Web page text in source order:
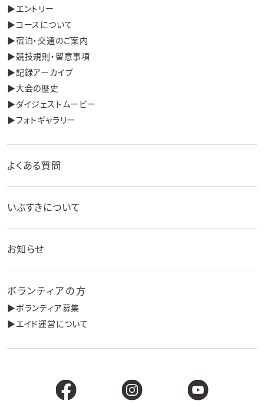
▶︎エントリー
▶︎コースについて
▶︎宿泊・交通のご案内
▶︎競技規則・留意事項
▶︎記録アーカイブ
▶︎大会の歴史
▶︎ダイジェストムービー
▶︎フォトギャラリー
よくある質問
いぶすきについて
お知らせ
ボランティアの方
▶︎ボランティア募集
▶︎エイド運営について